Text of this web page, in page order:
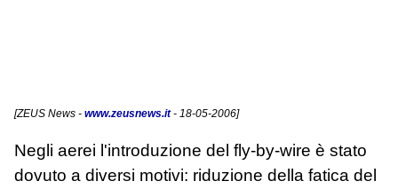
[ZEUS News - www.zeusnews.it- 18-05-2006]
Negli aerei l'introduzione del fly-by-wire è stato
dovuto a diversi motivi: riduzione della fatica del